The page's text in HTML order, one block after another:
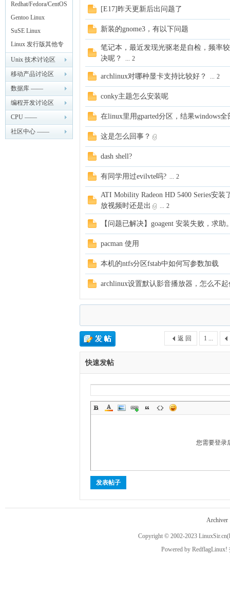
cn
Redhat/Fedora/CentOS
Linux
Gentoo Linux
SuSE Linux
Linux 发行版其他专
题
Unix 技术讨论区
—— LinuxSir.cn
移动产品讨论区
—— LinuxSir.cn
数据库 ——
LinuxSir.cn
编程开发讨论区
—— LinuxSir.cn
CPU ——
LinuxSir.cn
社区中心 ——
[E17]昨天更新后出问题了
新装的gnome3，有以下问题
笔记本，最近发现光驱老是自检，频率
决呢？
... 2
archlinux对哪种显卡支持比较好？ ... 2
conky主题怎么安装呢
在linux里用gparted分区，结果windows
这是怎么回事？
dash shell?
有同学用过evilvte吗? ... 2
ATI Mobility Radeon HD 5400 Series安
放视频时还是出
... 2
【问题已解决】goagent 安装失败，求助
pacman 使用
本机的ntfs分区fstab中如何写参数加载
archlinux设置默认影音播放器，怎么不
1 ...
返 回
快速发帖
您需要登录
发表帖子
Archiver
Copyright © 2002-2023 LinuxSir.cn
Powered by RedflagLinux!